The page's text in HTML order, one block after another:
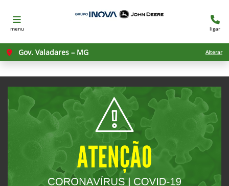
menu ligar
Gov. Valadares – MG Alterar